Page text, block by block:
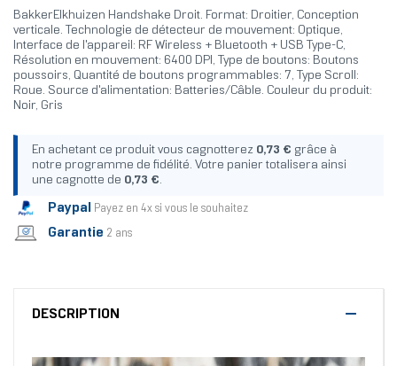
BakkerElkhuizen Handshake Droit. Format: Droitier, Conception
verticale. Technologie de détecteur de mouvement: Optique,
Interface de l'appareil: RF Wireless + Bluetooth + USB Type-C,
Résolution en mouvement: 6400 DPI, Type de boutons: Boutons
poussoirs, Quantité de boutons programmables: 7, Type Scroll:
Roue. Source d'alimentation: Batteries/Câble. Couleur du produit:
Noir, Gris
En achetant ce produit vous cagnotterez 0,73 € grâce à
notre programme de fidélité. Votre panier totalisera ainsi
une cagnotte de 0,73 €.
Paypal Payez en 4x si vous le souhaitez
Garantie 2 ans
DESCRIPTION